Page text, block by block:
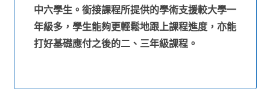
中六學生。銜接課程所提供的學術支援較大學一
年級多，學生能夠更輕鬆地跟上課程進度，亦能
打好基礎應付之後的二、三年級課程。